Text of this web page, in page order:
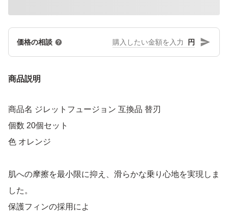
価格の相談 円
商品説明
商品名 ジレットフュージョン 互換品 替刃
個数 20個セット
色 オレンジ
肌への摩擦を最小限に抑え、滑らかな乗り心地を実現しま
した。
保護フィンの採用によ